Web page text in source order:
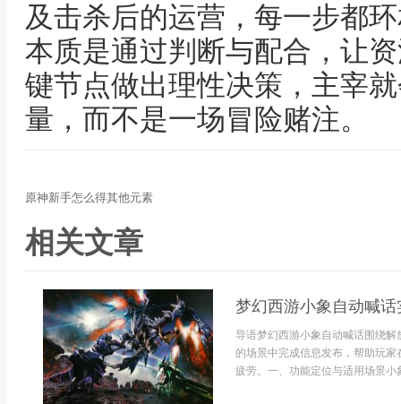
及击杀后的运营，每一步都
本质是通过判断与配合，让
键节点做出理性决策，主宰
量，而不是一场冒险赌注。
原神新手怎么得其他元素
相关文章
梦幻西游小象自动喊话
导语梦幻西游小象自动喊话围绕
的场景中完成信息发布，帮助玩
疲劳。一、功能定位与适用场景小